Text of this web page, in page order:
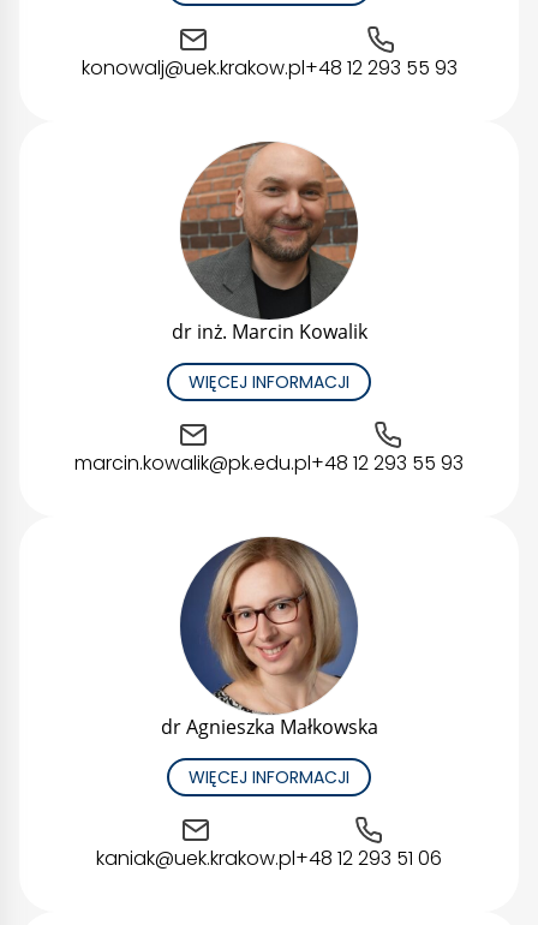
konowalj@uek.krakow.pl+48 12 293 55 93
dr inż. Marcin Kowalik
WIĘCEJ INFORMACJI
marcin.kowalik@pk.edu.pl+48 12 293 55 93
dr Agnieszka Małkowska
WIĘCEJ INFORMACJI
kaniak@uek.krakow.pl+48 12 293 51 06